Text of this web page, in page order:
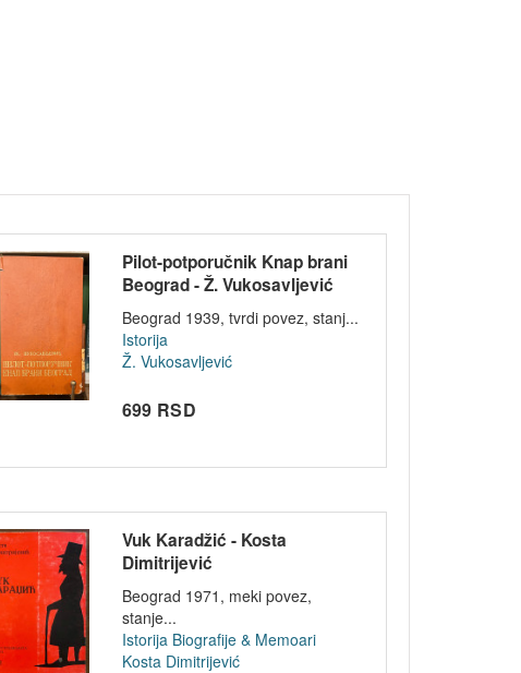
Pilot-potporučnik Knap brani
Beograd - Ž. Vukosavljević
1939
Beograd 1939, tvrdi povez, stanj...
Istorija
Ž. Vukosavljević
699 RSD
Vuk Karadžić - Kosta
Dimitrijević
Beograd 1971, meki povez,
stanje...
Istorija Biografije & Memoari
Kosta Dimitrijević